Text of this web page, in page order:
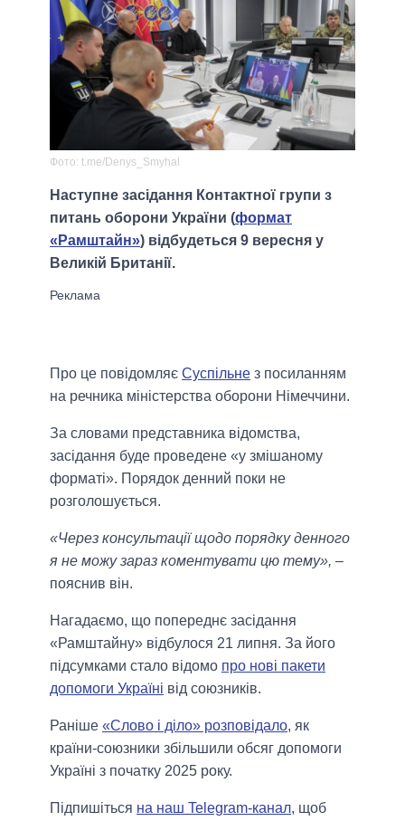
Фото: t.me/Denys_Smyhal
Наступне засідання Контактної групи з
питань оборони України (формат
«Рамштайн») відбудеться 9 вересня у
Великій Британії.
Про це повідомляє Суспільне з посиланням
на речника міністерства оборони Німеччини.
За словами представника відомства,
засідання буде проведене «у змішаному
форматі». Порядок денний поки не
розголошується.
«Через консультації щодо порядку денного
я не можу зараз коментувати цю тему», –
пояснив він.
Нагадаємо, що попереднє засідання
«Рамштайну» відбулося 21 липня. За його
підсумками стало відомо про нові пакети
допомоги Україні від союзників.
Раніше «Слово і діло» розповідало, як
країни-союзники збільшили обсяг допомоги
Україні з початку 2025 року.
Підпишіться на наш Telegram-канал, щоб